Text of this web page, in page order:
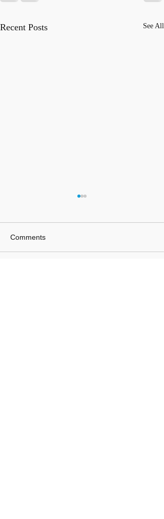
Recent Posts See All
Comments